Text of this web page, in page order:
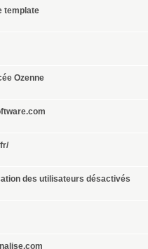
template
Ozenne
des utilisateurs désactivés